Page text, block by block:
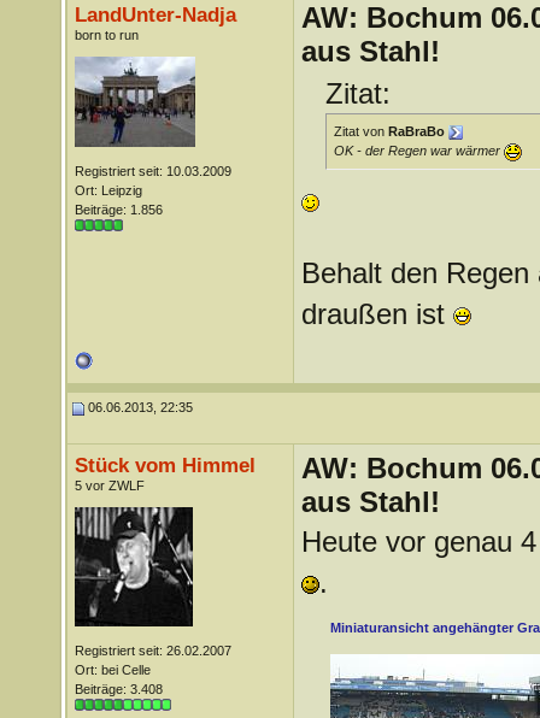
LandUnter-Nadja
born to run
Registriert seit: 10.03.2009
Ort: Leipzig
Beiträge: 1.856
AW: Bochum
aus Stahl!
Zitat:
Zitat von RaBraBo
OK - der Regen war wärmer
Behalt den
draußen ist
06.06.2013, 22:35
Stück vom Himmel
5 vor ZWLF
Registriert seit: 26.02.2007
Ort: bei Celle
Beiträge: 3.408
AW: Bochum
aus Stahl!
Heute vor genau
.
Miniaturansicht angehängter